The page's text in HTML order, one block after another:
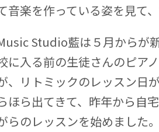
音楽を作っている姿を見て
Studio藍は５月からが
に入る前の生徒さんのピア
、リトミックのレッスン日
ほら出てきて、昨年から自
らのレッスンを始めました